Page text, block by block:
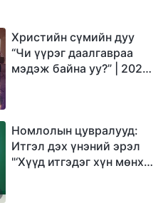
Христийн сүмийн дуу
“Чи үүрэг даалгавраа
мэдэж байна уу?” | 2026
Номлолын цувралууд:
Итгэл дэх үнэний эрэл
"‘Хүүд итгэдэг хүн мөнх